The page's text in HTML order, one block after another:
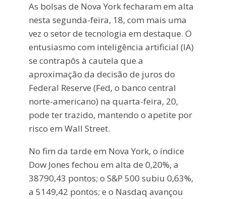
As bolsas de Nova York fecharam em alta
nesta segunda-feira, 18, com mais uma
vez o setor de tecnologia em destaque. O
entusiasmo com inteligência artificial (IA)
se contrapôs à cautela que a
aproximação da decisão de juros do
Federal Reserve (Fed, o banco central
norte-americano) na quarta-feira, 20,
pode ter trazido, mantendo o apetite por
risco em Wall Street.
No fim da tarde em Nova York, o índice
Dow Jones fechou em alta de 0,20%, a
38790,43 pontos; o S&P 500 subiu 0,63%,
a 5149,42 pontos; e o Nasdaq avançou